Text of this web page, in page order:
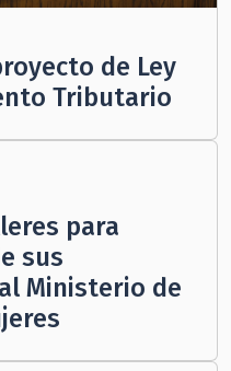
de Ley
Tributario
para
sus
Ministerio de